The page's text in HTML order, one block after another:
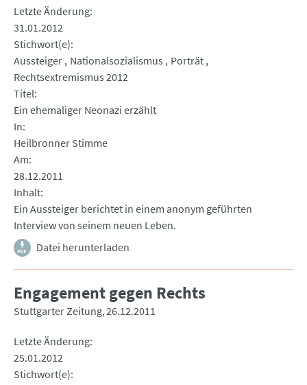
Letzte Änderung
31.01.2012
Stichwort(e)
Aussteiger Nationalsozialismus
Porträt
Rechtsextremismus 2012
Titel
Ein ehemaliger Neonazi erzählt
In
Heilbronner Stimme
Am
28.12.2011
Inhalt
Ein Aussteiger berichtet in einem anonym geführten
Interview von seinem neuen Leben.
Datei herunterladen
Engagement gegen Rechts
Stuttgarter Zeitung 26.12.2011
Letzte Änderung
25.01.2012
Stichwort(e)